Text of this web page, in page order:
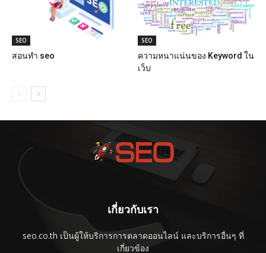
SEO
สอนทำ seo
SEO
ความหนาแน่นของ Keyword ใน
เว็บ
เกี่ยวกับเรา
seo.co.th เป็นผู้ให้บริการการตลาดออนไลน์ และบริการอื่นๆ ที่
เกี่ยวข้อง